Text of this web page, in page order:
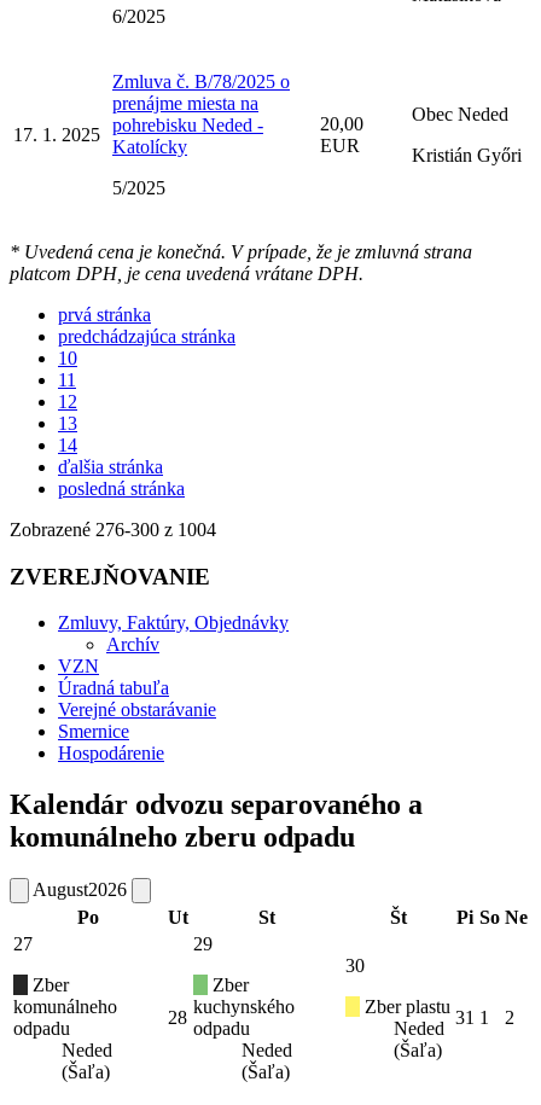
6/2025
17. 1. 2025
Zmluva č. B/78/2025 o
prenájme miesta na
pohrebisku Neded -
Katolícky
5/2025
20,00
EUR
Obec Neded
Kristián Győri
* Uvedená cena je konečná. V prípade, že je zmluvná strana
platcom DPH, je cena uvedená vrátane DPH.
prvá stránka
predchádzajúca stránka
10
11
12
13
14
ďalšia stránka
posledná stránka
Zobrazené 276-300 z 1004
ZVEREJŇOVANIE
Zmluvy, Faktúry, Objednávky
Archív
VZN
Úradná tabuľa
Verejné obstarávanie
Smernice
Hospodárenie
Kalendár odvozu separovaného a
komunálneho zberu odpadu
August2026
Po
Ut St Št Pi So Ne
27
Zber
komunálneho
odpadu
Neded
(Šaľa)
28
29
Zber
kuchynského
odpadu
Neded
(Šaľa)
30
Zber plastu
Neded
(Šaľa)
31 1 2